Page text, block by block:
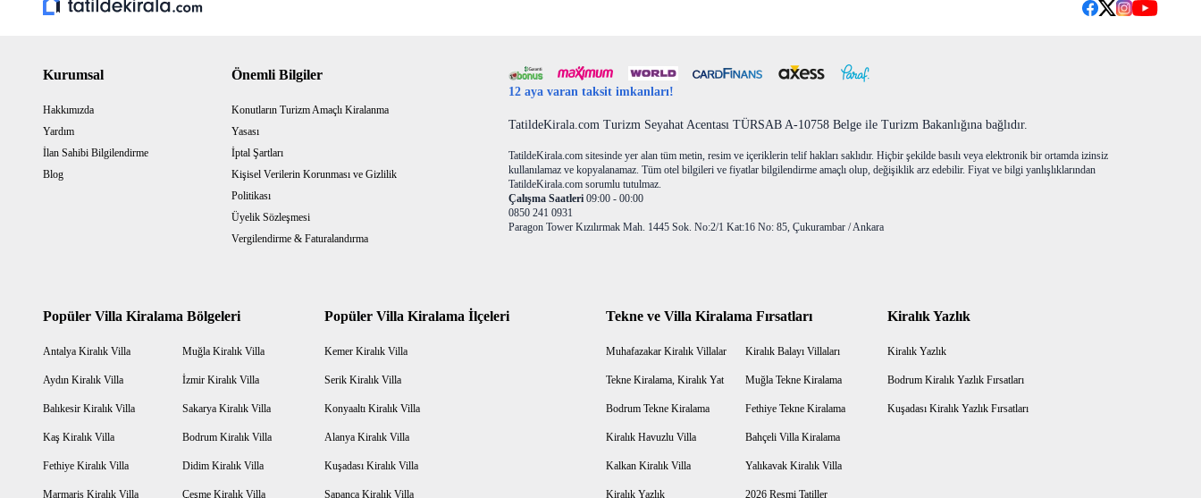
Ayrıca bir ücret talep edilmemektedir. Villa size konaklama yapacağınız gün temiz ve hazırlanmış olarak teslim edilmekte ve haftada bir
Kurumsal
Hakkımızda
Yardım
İlan Sahibi Bilgilendirme
Blog
Önemli Bilgiler
Konutların Turizm Amaçlı Kiralanma
Yasası
İptal Şartları
Kişisel Verilerin Korunması ve Gizlilik
Politikası
Üyelik Sözleşmesi
Vergilendirme & Faturalandırma
12 aya varan taksit imkanları!
TatildeKirala.com Turizm Seyahat Acentası TÜRSAB A-10758 Belge ile Turizm Bakanlığına bağlıdır.
TatildeKirala.com sitesinde yer alan tüm metin, resim ve içeriklerin telif hakları saklıdır. Hiçbir şekilde basılı veya elektronik bir ortamda izinsiz
kullanılamaz ve kopyalanamaz. Tüm otel bilgileri ve fiyatlar bilgilendirme amaçlı olup, değişiklik arz edebilir. Fiyat ve bilgi yanlışlıklarından
TatildeKirala.com sorumlu tutulmaz.
Çalışma Saatleri 09:00 - 00:00
0850 241 0931
Paragon Tower Kızılırmak Mah. 1445 Sok. No:2/1 Kat:16 No: 85, Çukurambar / Ankara
Popüler Villa Kiralama Bölgeleri
Antalya Kiralık Villa Muğla Kiralık Villa
Aydın Kiralık Villa İzmir Kiralık Villa
Balıkesir Kiralık Villa Sakarya Kiralık Villa
Kaş Kiralık Villa Bodrum Kiralık Villa
Fethiye Kiralık Villa Didim Kiralık Villa
Marmaris Kiralık Villa Çeşme Kiralık Villa
Popüler Villa Kiralama İlçeleri
Kemer Kiralık Villa
Serik Kiralık Villa
Konyaaltı Kiralık Villa
Alanya Kiralık Villa
Kuşadası Kiralık Villa
Sapanca Kiralık Villa
Tekne ve Villa Kiralama Fırsatları
Muhafazakar Kiralık Villalar Kiralık Balayı Villaları
Tekne Kiralama, Kiralık Yat Muğla Tekne Kiralama
Bodrum Tekne Kiralama Fethiye Tekne Kiralama
Kiralık Havuzlu Villa Bahçeli Villa Kiralama
Kalkan Kiralık Villa Yalıkavak Kiralık Villa
Kiralık Yazlık 2026 Resmi Tatiller
Kiralık Yazlık
Kiralık Yazlık
Bodrum Kiralık Yazlık Fırsatları
Kuşadası Kiralık Yazlık Fırsatları